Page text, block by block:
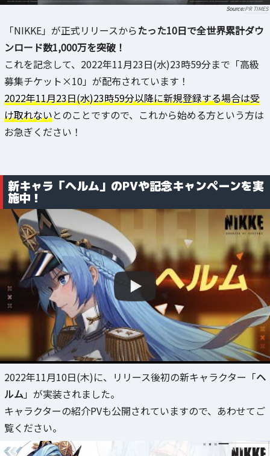
PR TIMES
「NIKKE」が正式リリースからたった10日で全世界累計ダウ
ンロード数1,000万を突破！
これを記念して、2022年11月23日(水)23時59分まで「高級
募集チケット×10」が配布されています！
2022年11月23日(水)23時59分以降に新規登録する場合は受
け取れないとのことですので、これから始める方という方は
お急ぎください！
新キャラ「ヘルム」のPVや記念キャンペーンを実
施中！
2022年11月10日(木)に、リリース後初の新キャラクター「ヘ
ルム」が実装されました。
キャラクターの紹介PVも公開されていますので、あわせてご
覧ください。